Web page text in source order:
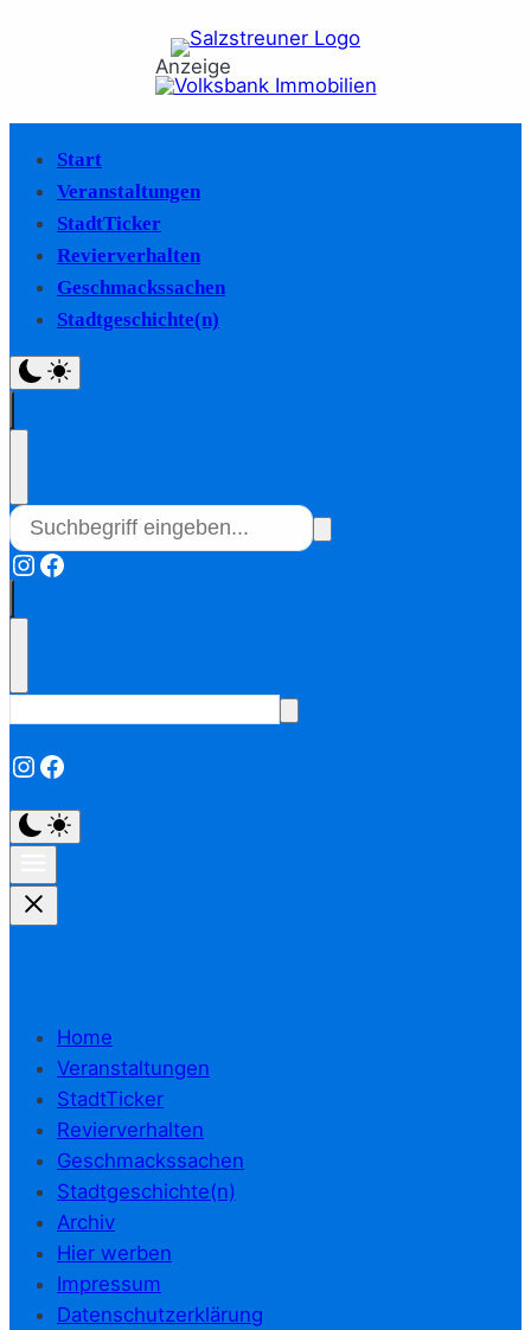
Anzeige
Start
Veranstaltungen
StadtTicker
Revierverhalten
Geschmackssachen
Stadtgeschichte(n)
Instagram
Facebook
Instagram
Facebook
Home
Veranstaltungen
StadtTicker
Revierverhalten
Geschmackssachen
Stadtgeschichte(n)
Archiv
Hier werben
Impressum
Datenschutzerklärung